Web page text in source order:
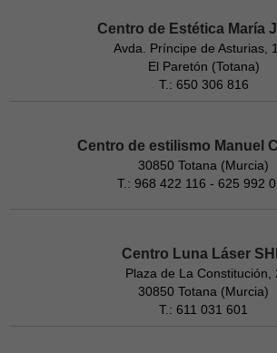
Centro de Estética María
Avda. Príncipe de Asturias,
El Paretón (Totana)
T.: 650 306 816
Centro de estilismo Manuel
30850 Totana (Murcia)
T.: 968 422 116 - 625 992
Centro Luna Láser
Plaza de La Constitución,
30850 Totana (Murcia)
T.: 611 031 601